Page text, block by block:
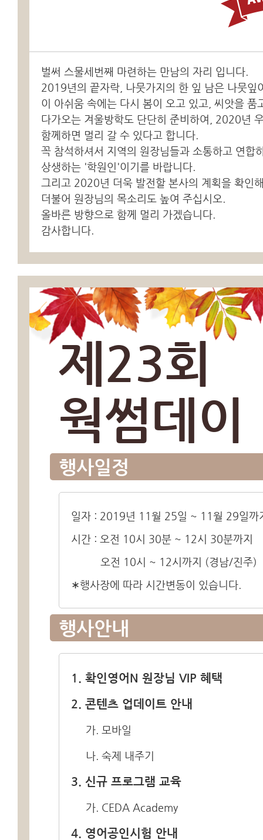
벌써 스물세번째 마련하는 만남의 자리 입니다.
2019년의 끝자락, 나뭇가지의 한 잎 남은 나뭇잎
이 아쉬움 속에는 다시 봄이 오고 있고, 씨앗을
다가오는 겨울방학도 단단히 준비하여, 2020년
함께하면 멀리 갈 수 있다고 합니다.
꼭 참석하셔서 지역의 원장님들과 소통하고 연합
상생하는 '학원인'이기를 바랍니다.
그리고 2020년 더욱 발전할 본사의 계획을 확인
더불어 원장님의 목소리도 높여 주십시오.
올바른 방향으로 함께 멀리 가겠습니다.
감사합니다.
제23회
웍썸데이
행사일정
일자 : 2019년 11월 25일 ~ 11월 29일까
시간 : 오전 10시 30분 ~ 12시 30분까지
오전 10시 ~ 12시까지 (경남/진주)
∗행사장에 따라 시간변동이 있습니다.
행사안내
1. 확인영어N 원장님 VIP 혜택
2. 콘텐츠 업데이트 안내
가. 모바일
나. 숙제 내주기
3. 신규 프로그램 교육
가. CEDA Academy
4. 영어공인시험 안내